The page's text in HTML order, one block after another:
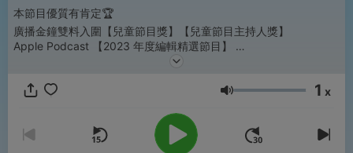
本節目優質有肯定🏆
廣播金鐘雙料入圍【兒童節目獎】【兒童節目主持人獎】
Apple Podcast 【2023 年度編輯精選節目】
媒體觀察教育基金會【台灣兒少優質節目】【年度最佳票選獎】
💌 歡迎活動邀約 商業合作 推廣提案。聯絡我們：
這裡有哥哥姐姐弟弟妹妹，還有一隻機器人。我們改編經典故事，
生動演繹劇情，帶領孩子進入想像力世界。故事前後討論思辨，賦
音量 1 x